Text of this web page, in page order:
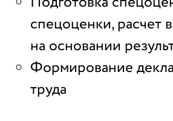
спецоценки, расчет
на основании
Формирование
труда